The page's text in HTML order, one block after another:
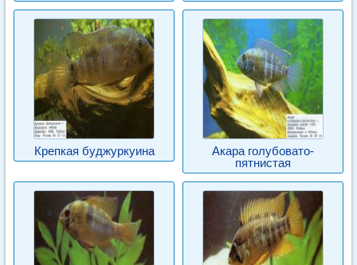
Крепкая буджуркуина
Акара голубовато-
пятнистая